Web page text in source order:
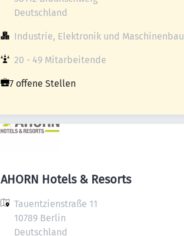
Deutschland
Industrie, Elektronik und Maschinenbau
20 - 49 Mitarbeitende
7 offene Stellen
AHORN Hotels & Resorts
Tauentzienstraße 11
10789 Berlin
Deutschland